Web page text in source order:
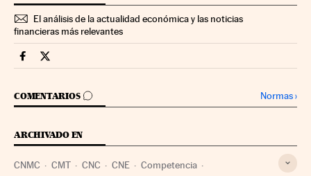
El análisis de la actualidad económica y las noticias
financieras más relevantes
Companias Cinco Días en Facebook
Companias Cinco Días en Twitter
COMENTARIOS
IR A LOS COMENTARIOS Normas›
ARCHIVADO EN
CNMC CMT CNC CNE Competencia